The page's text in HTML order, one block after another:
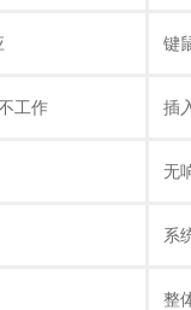
键
工作 插
无
系
整